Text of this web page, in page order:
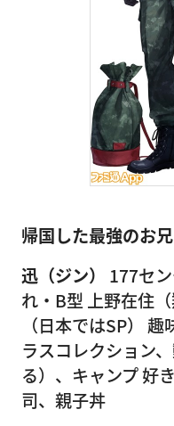
帰国した最強のお
迅（ジン）
177セ
れ・B型 上野在住
（日本ではSP）
ラスコレクション
る）、キャンプ 好
司、親子丼